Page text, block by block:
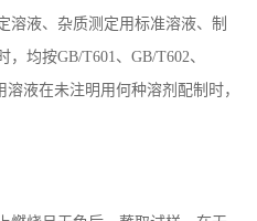
溶液、杂质测定用标准溶液、制
均按GB/T601、GB/T602、
液在未注明用何种溶剂配制时，